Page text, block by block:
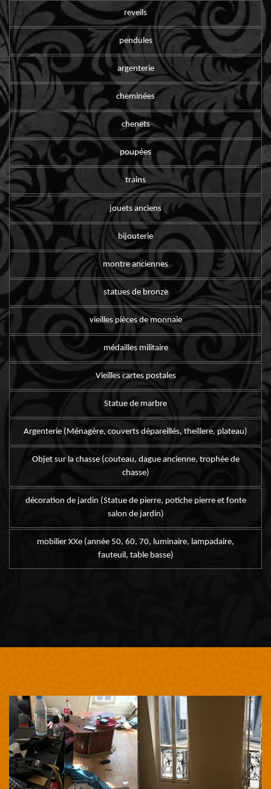
reveils
pendules
argenterie
cheminées
chenets
poupées
trains
jouets anciens
bijouterie
montre anciennes
statues de bronze
vieilles pièces de monnaie
médailles militaire
Vieilles cartes postales
Statue de marbre
Argenterie (Ménagère, couverts dépareillés, theillere, plateau)
Objet sur la chasse (couteau, dague ancienne, trophée de
chasse)
décoration de jardin (Statue de pierre, potiche pierre et fonte
salon de jardin)
mobilier XXe (année 50, 60, 70, luminaire, lampadaire,
fauteuil, table basse)